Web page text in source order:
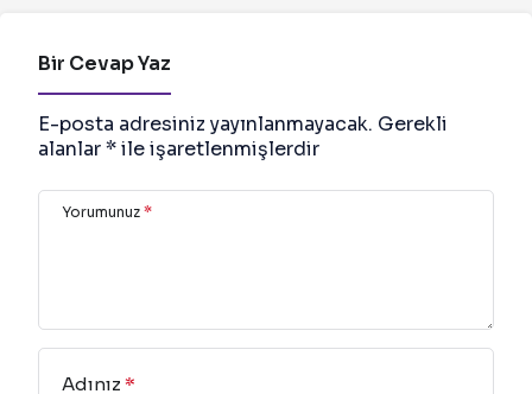
Bir Cevap Yaz
E-posta adresiniz yayınlanmayacak. Gerekli
alanlar*ile işaretlenmişlerdir
Yorumunuz *
Adınız *